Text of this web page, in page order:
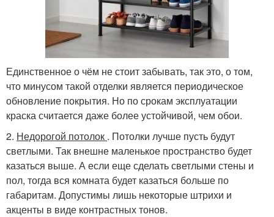
Единственное о чём не стоит забывать, так это, о том,
что минусом такой отделки является периодическое
обновление покрытия. Но по срокам эксплуатации
краска считается даже более устойчивой, чем обои.
2. Недорогой потолок . Потолки лучше пусть будут
светлыми. Так внешне маленькое пространство будет
казаться выше. А если еще сделать светлыми стены и
пол, тогда вся комната будет казаться больше по
габаритам. Допустимы лишь некоторые штрихи и
акценты в виде контрастных тонов.